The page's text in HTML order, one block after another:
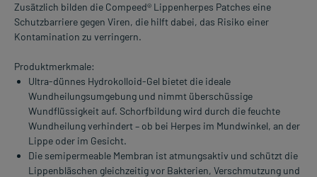
Zusätzlich bilden die Compeed® Lippenherpes Patches eine
Schutzbarriere gegen Viren, die hilft dabei, das Risiko einer
Kontamination zu verringern.
Produktmerkmale:
Ultra-dünnes Hydrokolloid-Gel bietet die ideale
Wundheilungsumgebung und nimmt überschüssige
Wundflüssigkeit auf. Schorfbildung wird durch die feuchte
Wundheilung verhindert – ob bei Herpes im Mundwinkel, an der
Lippe oder im Gesicht.
Die semipermeable Membran ist atmungsaktiv und schützt die
Lippenbläschen gleichzeitig vor Bakterien, Verschmutzung und